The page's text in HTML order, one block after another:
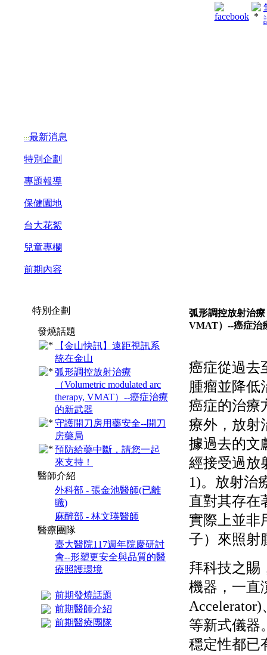
:::最新消息
特別企劃
專題報導
保健園地
台大花絮
兒童專欄
前期內容
特別企劃
發燒話題
【金山快訊】遠距視訊系
統在金山
弧形調控放射治療
（Volumetric modulated arc
therapy, VMAT）--癌症治療
的新武器
守護開刀房用藥安全--開刀
房藥局
預防給藥中斷，請您一起
來支持！
醫師介紹
外科部 - 張金池醫師(已離
職)
麻醉部 - 林文瑛醫師
醫療團隊
臺大醫院117週年院慶研討
會--形塑更安全與品質的醫
療照護環境
前期發燒話題
前期醫師介紹
前期醫療團隊
弧形調控放射治
VMAT）--癌症治
癌症從過去
腫瘤並降低
癌症的治療
療外，放射
據過去的文
經接受過放
1)。放射治
直對其存在
實際上並非
子）來照射
拜科技之賜
機器，一直
等新式儀器
穩定性都已